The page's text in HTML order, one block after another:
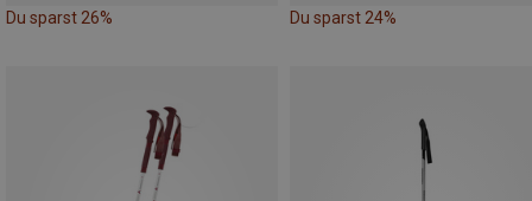
Du sparst 26% Du sparst 24%